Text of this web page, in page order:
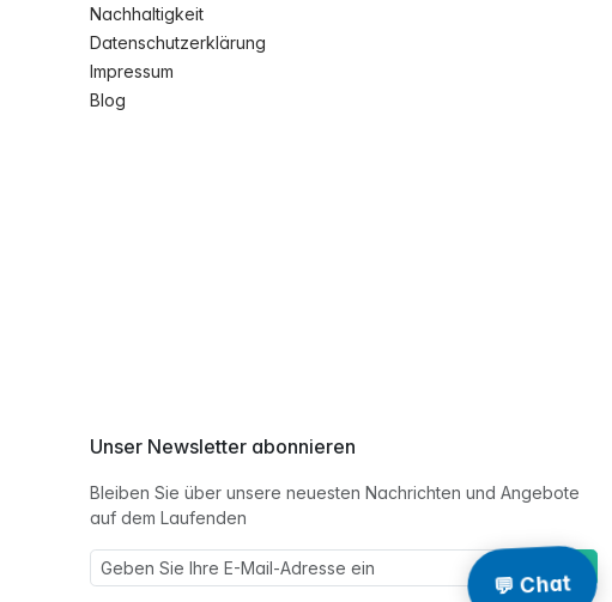
Nachhaltigkeit
Datenschutzerklärung
Impressum
Blog
Unser Newsletter abonnieren
Bleiben Sie über unsere neuesten Nachrichten und Angebote
auf dem Laufenden
💬 Chat